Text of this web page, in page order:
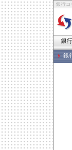
銀行コ
銀
銀